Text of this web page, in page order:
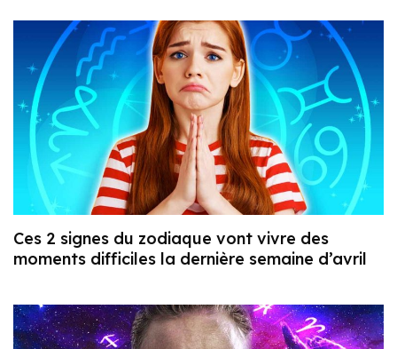
Ces 2 signes du zodiaque vont vivre des
moments difficiles la dernière semaine d’avril